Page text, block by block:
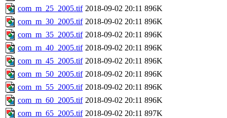
com_m_25_2005.tif 2018-09-02 20:11 896K
com_m_30_2005.tif 2018-09-02 20:11 896K
com_m_35_2005.tif 2018-09-02 20:11 896K
com_m_40_2005.tif 2018-09-02 20:11 896K
com_m_45_2005.tif 2018-09-02 20:11 896K
com_m_50_2005.tif 2018-09-02 20:11 896K
com_m_55_2005.tif 2018-09-02 20:11 896K
com_m_60_2005.tif 2018-09-02 20:11 896K
com_m_65_2005.tif 2018-09-02 20:11 897K